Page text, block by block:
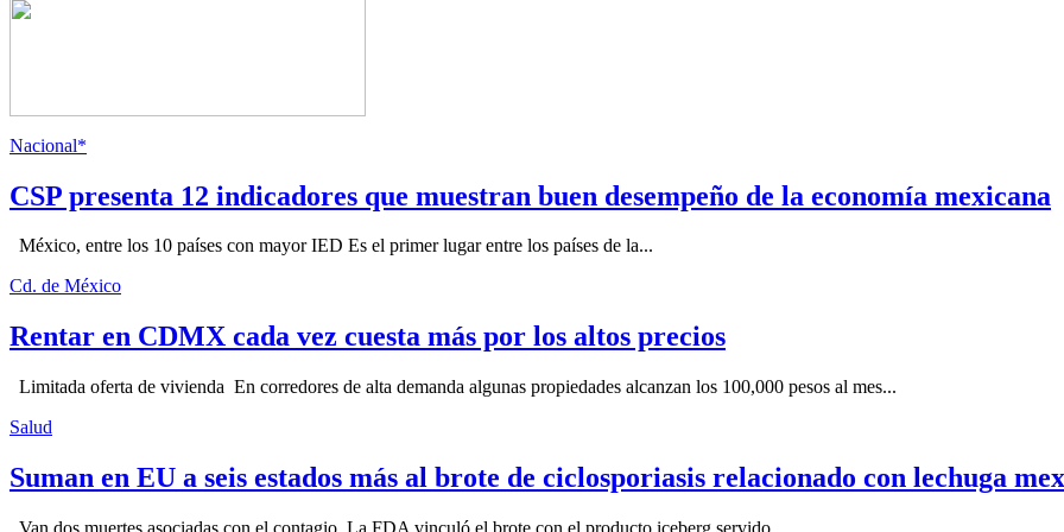
Nacional*
CSP presenta 12 indicadores que muestran buen desempeño de la economía mexicana
México, entre los 10 países con mayor IED Es el primer lugar entre los países de la...
Cd. de México
Rentar en CDMX cada vez cuesta más por los altos precios
Limitada oferta de vivienda En corredores de alta demanda algunas propiedades alcanzan los 100,000 pesos al mes...
Salud
Suman en EU a seis estados más al brote de ciclosporiasis relacionado con lechuga
Van dos muertes asociadas con el contagio La FDA vinculó el brote con el producto iceberg servido...